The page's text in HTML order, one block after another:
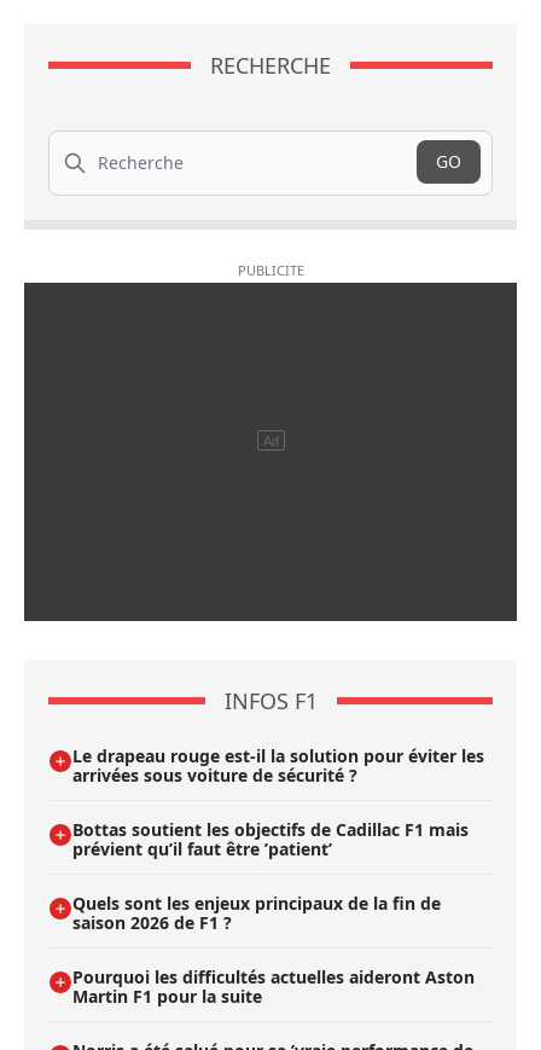
RECHERCHE
Recherche
GO
INFOS F1
Le drapeau rouge est-il la solution pour éviter les
arrivées sous voiture de sécurité ?
Bottas soutient les objectifs de Cadillac F1 mais
prévient qu’il faut être ’patient’
Quels sont les enjeux principaux de la fin de
saison 2026 de F1 ?
Pourquoi les difficultés actuelles aideront Aston
Martin F1 pour la suite